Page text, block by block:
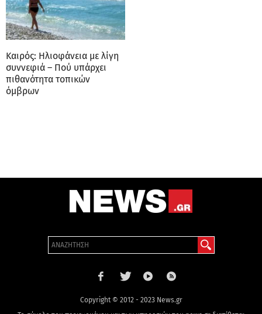
Καιρός: Ηλιοφάνεια με λίγη
συννεφιά – Πού υπάρχει
πιθανότητα τοπικών
όμβρων
Copyright © 2012 - 2023 News.gr